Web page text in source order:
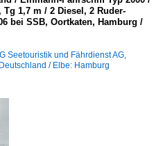
Tg 1,7 m / 2 Diesel, 2 Ruder-
bei SSB, Oortkaten, Hamburg /
Seetouristik und Fährdienst AG,
/ Elbe: Hamburg